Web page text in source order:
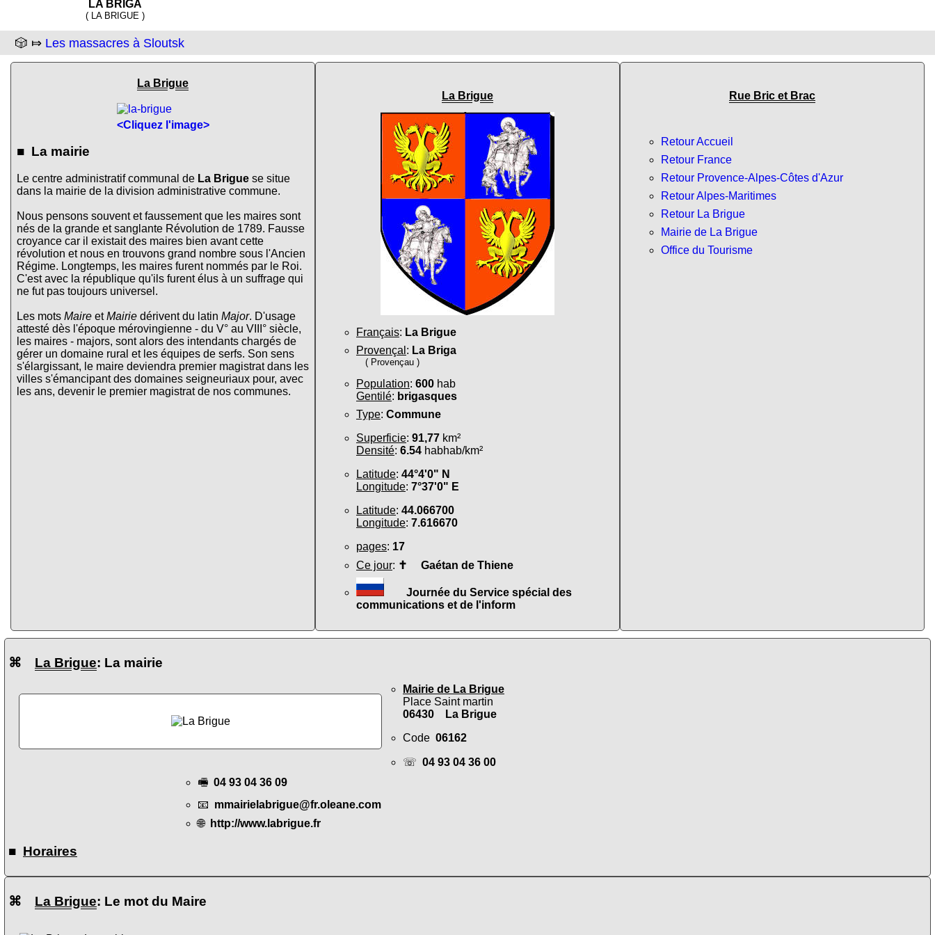
LA BRIGA
( LA BRIGUE )
🎲 ⤇ Les massacres à Sloutsk
La Brigue
<Cliquez l'image>
■ La mairie
Le centre administratif communal de La Brigue se situe
dans la mairie de la division administrative commune.
Nous pensons souvent et faussement que les maires sont
nés de la grande et sanglante Révolution de 1789. Fausse
croyance car il existait des maires bien avant cette
révolution et nous en trouvons grand nombre sous l'Ancien
Régime. Longtemps, les maires furent nommés par le Roi.
C'est avec la république qu'ils furent élus à un suffrage qui
ne fut pas toujours universel.
Les mots Maire etMairie dérivent du latin Major. D'usage
attesté dès l'époque mérovingienne - du V° au VIII° siècle,
les maires - majors, sont alors des intendants chargés de
gérer un domaine rural et les équipes de serfs. Son sens
s'élargissant, le maire deviendra premier magistrat dans les
villes s'émancipant des domaines seigneuriaux pour, avec
les ans, devenir le premier magistrat de nos communes.
La Brigue
Français: La Brigue
Provençal : La Briga
( Provençau )
Population: 600 hab
Gentilé: brigasques
Type: Commune
Superficie: 91,77 km²
Densité: 6.54 habhab/km²
Latitude: 44°4'0" N
Longitude: 7°37'0" E
Latitude: 44.066700
Longitude: 7.616670
pages: 17
Ce jour: ✝ Gaétan de Thiene
Journée du Service spécial des
communications et de l'inform
Rue Bric et Brac
Retour Accueil
Retour France
Retour Provence-Alpes-Côtes d'Azur
Retour Alpes-Maritimes
Retour La Brigue
Mairie de La Brigue
Office du Tourisme
⌘ La Brigue: La mairie
Mairie de La Brigue
Place Saint martin
06430 La Brigue
Code 06162
☏ 04 93 04 36 00
🖷 04 93 04 36 09
📧 mmairielabrigue@fr.oleane.com
🌐 http://www.labrigue.fr
■ Horaires
⌘ La Brigue: Le mot du Maire